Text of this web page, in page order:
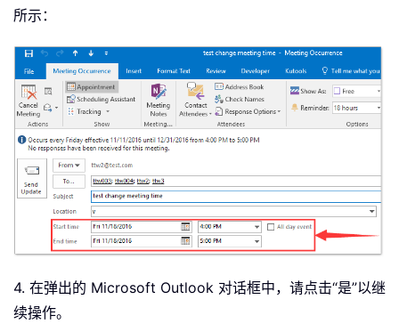
所示：
4. 在弹出的 Microsoft Outlook 对话框中，请点击“是”以继
续操作。